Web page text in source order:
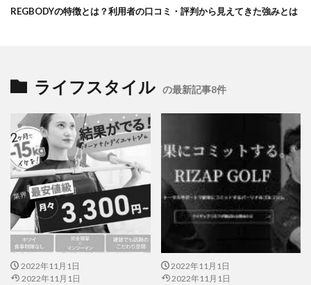
REGBODYの特徴とは？利用者の口コミ・評判から見えてきた強みとは
ライフスタイル の最新記事8件
2022年11月1日
2022年11月1日
2022年11月1日
2022年11月1日